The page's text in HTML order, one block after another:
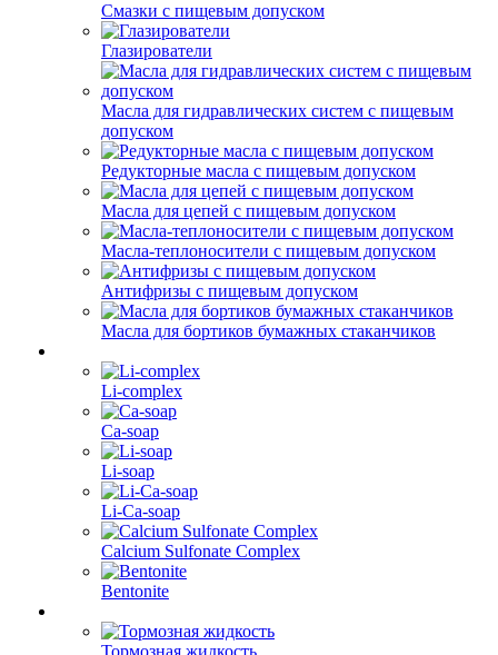
Смазки с пищевым допуском
Глазирователи
Масла для гидравлических систем с пищевым
допуском
Редукторные масла с пищевым допуском
Масла для цепей с пищевым допуском
Масла-теплоносители с пищевым допуском
Антифризы с пищевым допуском
Масла для бортиков бумажных стаканчиков
Li-complex
Ca-soap
Li-soap
Li-Ca-soap
Calcium Sulfonate Complex
Bentonite
Тормозная жидкость